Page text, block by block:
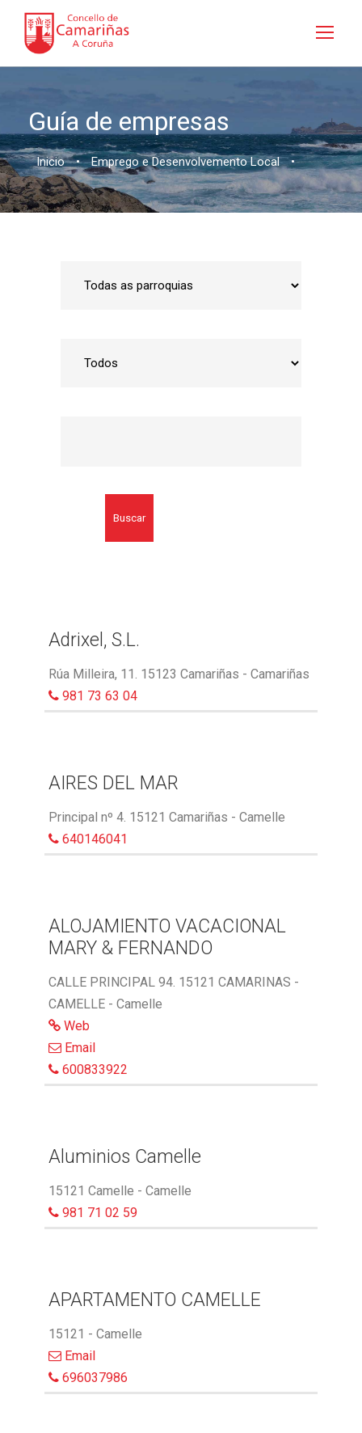
Guía de empresas
Inicio • Emprego e Desenvolvemento Local •
Buscar
Adrixel, S.L.
Rúa Milleira, 11. 15123 Camariñas - Camariñas
981 73 63 04
AIRES DEL MAR
Principal nº 4. 15121 Camariñas - Camelle
640146041
ALOJAMIENTO VACACIONAL
MARY & FERNANDO
CALLE PRINCIPAL 94. 15121 CAMARINAS -
CAMELLE - Camelle
Web
Email
600833922
Aluminios Camelle
15121 Camelle - Camelle
981 71 02 59
APARTAMENTO CAMELLE
15121 - Camelle
Email
696037986